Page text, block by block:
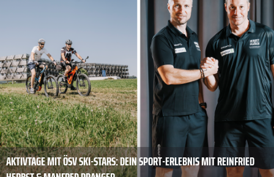
AKTIVTAGE MIT ÖSV SKI-STARS: DEIN SPORT-ERLEBNIS MIT REINFRIED